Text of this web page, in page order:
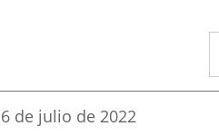
Fecha
6 de julio de 2022